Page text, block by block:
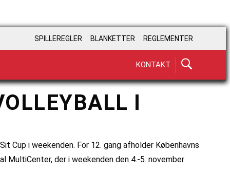
SPILLEREGLER BLANKETTER REGLEMENTER
KONTAKT
I
Cup i weekenden. For 12. gang afholder Københavns
der i weekenden den 4.-5. november